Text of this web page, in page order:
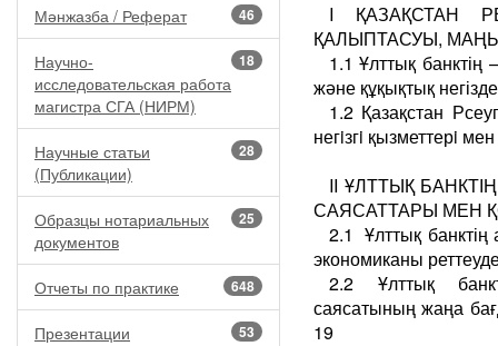
46
Мәнжазба / Реферат
18
Научно-
исследовательская работа
магистра СГА (НИРМ)
28
Научные статьи
(Публикации)
25
Образцы нотариальных
документов
648
Отчеты по практике
53
Презентации
I ҚАЗАҚСТАН
ҚАЛЫПТАСУЫ,
1.1 Ұлттық банктің
және құқықтық
1.2 Қазақстан
негiзгi қызметтерi
II ҰЛТТЫҚ
САЯСАТТАРЫ МЕН
2.1 Ұлттық
экономиканы
2.2 Ұлттық
саясатының жаңа
19